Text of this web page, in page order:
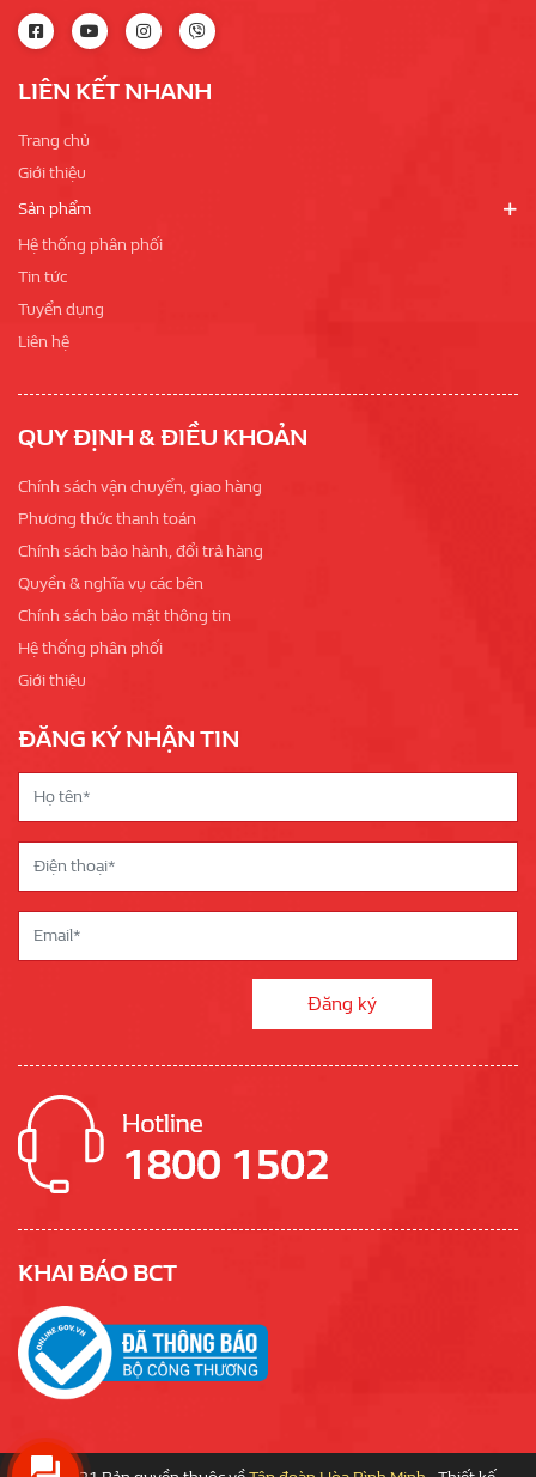
LIÊN KẾT NHANH
Trang chủ
Giới thiệu
Sản phẩm
Hệ thống phân phối
Tin tức
Tuyển dụng
Liên hệ
QUY ĐỊNH & ĐIỀU KHOẢN
Chính sách vận chuyển, giao hàng
Phương thức thanh toán
Chính sách bảo hành, đổi trả hàng
Quyền & nghĩa vụ các bên
Chính sách bảo mật thông tin
Hệ thống phân phối
Giới thiệu
ĐĂNG KÝ NHẬN TIN
KHAI BÁO BCT